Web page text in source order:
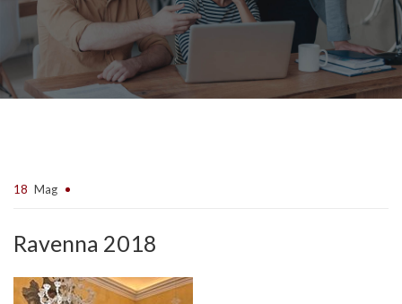
18 Mag
Ravenna 2018